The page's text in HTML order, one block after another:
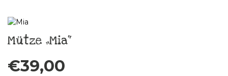
Mütze „Mia“
€39,00